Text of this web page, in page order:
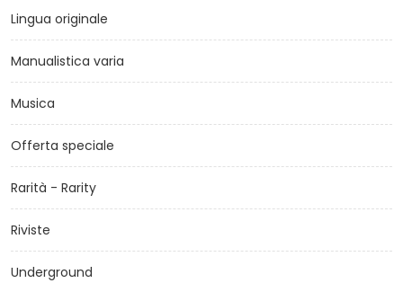
Lingua originale
Manualistica varia
Musica
Offerta speciale
Rarità - Rarity
Riviste
Underground